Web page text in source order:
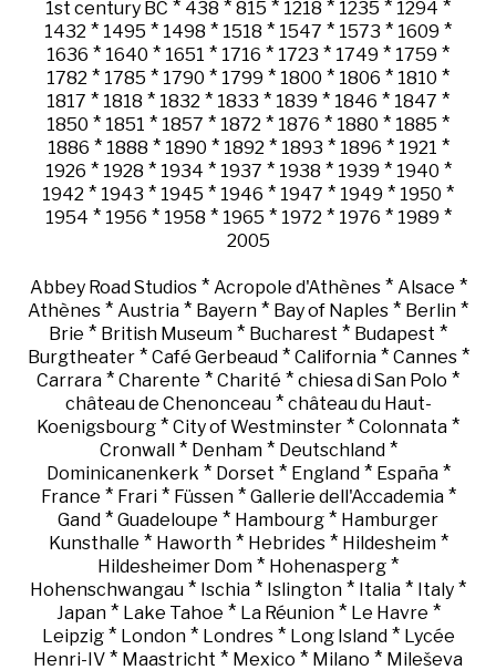
1st century BC * 438 * 815 * 1218 * 1235 * 1294 *
1432 * 1495 * 1498 * 1518 * 1547 * 1573 * 1609 *
1636 * 1640 * 1651 * 1716 * 1723 * 1749 * 1759 *
1782 * 1785 * 1790 * 1799 * 1800 * 1806 * 1810 *
1817 * 1818 * 1832 * 1833 * 1839 * 1846 * 1847 *
1850 * 1851 * 1857 * 1872 * 1876 * 1880 * 1885 *
1886 * 1888 * 1890 * 1892 * 1893 * 1896 * 1921 *
1926 * 1928 * 1934 * 1937 * 1938 * 1939 * 1940 *
1942 * 1943 * 1945 * 1946 * 1947 * 1949 * 1950 *
1954 * 1956 * 1958 * 1965 * 1972 * 1976 * 1989 *
2005
Abbey Road Studios* Acropole d'Athènes* Alsace *
Athènes * Austria * Bayern * Bay of Naples * Berlin *
Brie * British Museum * Bucharest * Budapest *
Burgtheater* Café Gerbeaud* California* Cannes*
Carrara * Charente * Charité * chiesa di San Polo *
château de Chenonceau* château du Haut-
Koenigsbourg * City of Westminster * Colonnata *
Cronwall* Denham* Deutschland*
Dominicanenkerk * Dorset * England* España*
France * Frari* Füssen* Gallerie dell'Accademia*
Gand * Guadeloupe * Hambourg * Hamburger
Kunsthalle * Haworth* Hebrides* Hildesheim*
Hildesheimer Dom * Hohenasperg *
Hohenschwangau * Ischia * Islington * Italia * Italy *
Japan* Lake Tahoe * La Réunion* Le Havre *
Leipzig* London* Londres* Long Island* Lycée
Henri-IV * Maastricht * Mexico * Milano * Mileševa